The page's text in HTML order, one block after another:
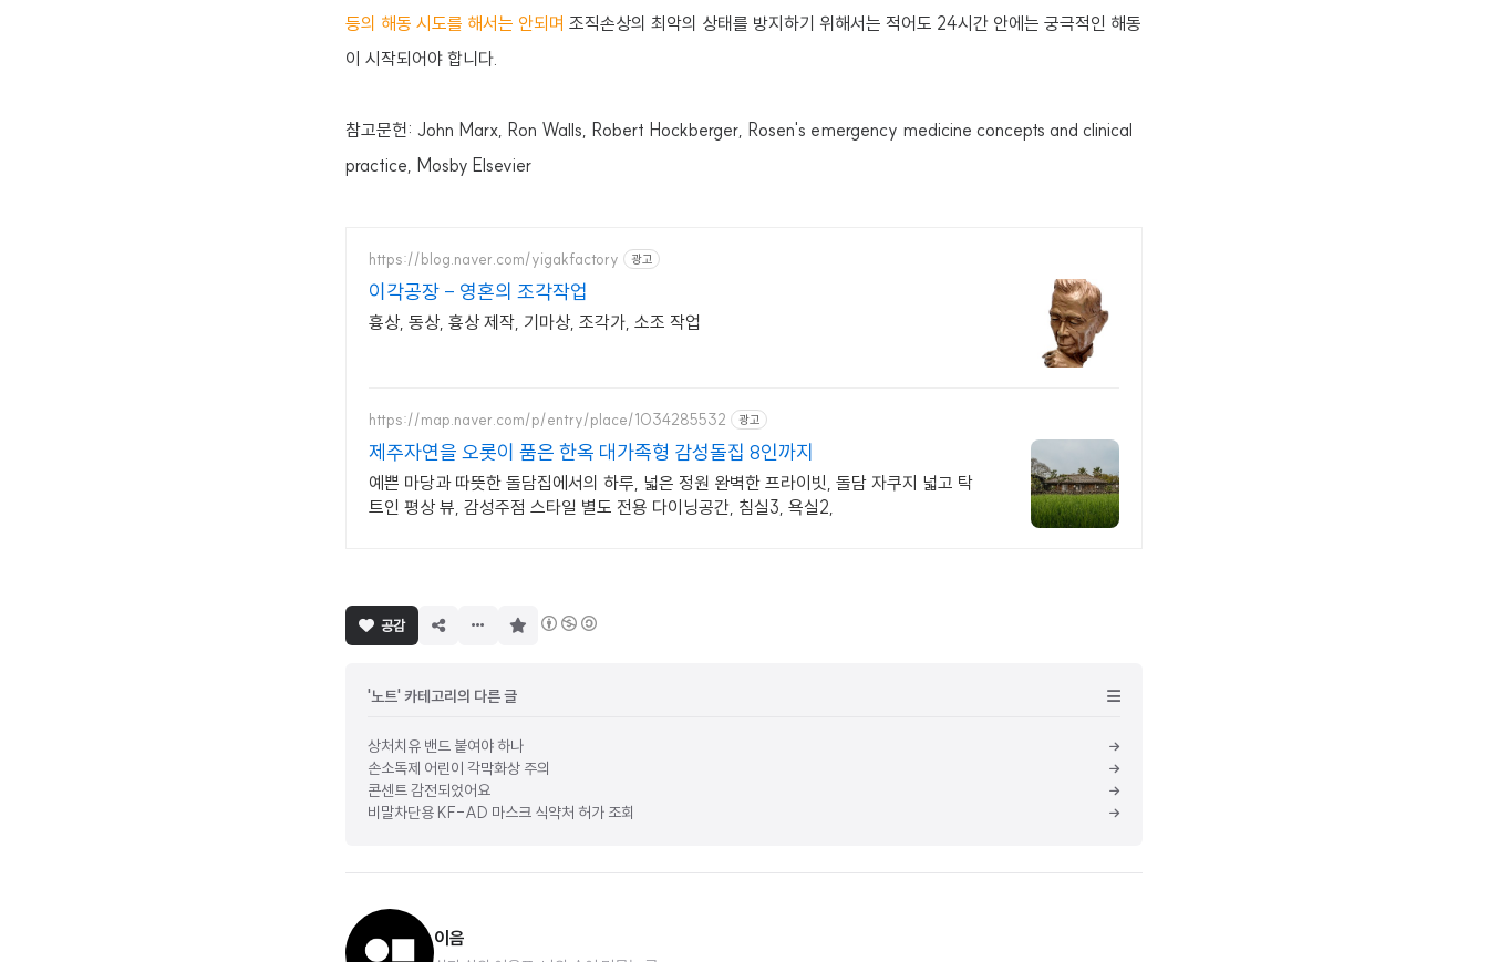
등의 해동 시도를 해서는 안되며 조직손상의 최악의 상태를 방지하기 위해서는 적어도 24시간 안에는 궁극적인 해동
이 시작되어야 합니다.
참고문헌: John Marx, Ron Walls, Robert Hockberger, Rosen's emergency medicine concepts and clinical
practice, Mosby Elsevier
https://blog.naver.com/yigakfactory 광고
이각공장 - 영혼의 조각작업
흉상, 동상, 흉상 제작, 기마상, 조각가, 소조 작업
https://map.naver.com/p/entry/place/1034285532 광고
제주자연을 오롯이 품은 한옥 대가족형 감성돌집 8인까지
예쁜 마당과 따뜻한 돌담집에서의 하루, 넓은 정원 완벽한 프라이빗, 돌담 자쿠지 넓고 탁
트인 평상 뷰, 감성주점 스타일 별도 전용 다이닝공간, 침실3, 욕실2,
공감
'노트' 카테고리의 다른 글
상처치유 밴드 붙여야 하나
손소독제 어린이 각막화상 주의
콘센트 감전되었어요
비말차단용 KF-AD 마스크 식약처 허가 조회
이음ㅤ